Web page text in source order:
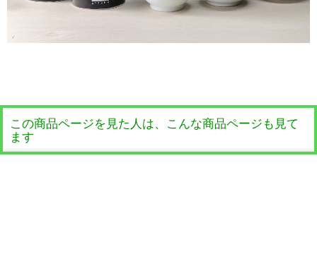
この商品ページを見た人は、こんな商品ページも見て
ます